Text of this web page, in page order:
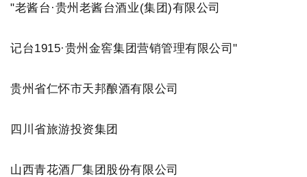
"老酱台·贵州老酱台酒业(集团)有限公司
记台1915·贵州金窖集团营销管理有限公司"
贵州省仁怀市天邦酿酒有限公司
四川省旅游投资集团
山西青花酒厂集团股份有限公司